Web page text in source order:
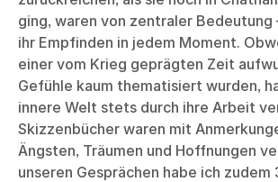
ging, waren von zentraler Bedeutung
ihr Empfinden in jedem Moment.
einer vom Krieg geprägten Zeit
Gefühle kaum thematisiert wurden,
innere Welt stets durch ihre Arbeit
Skizzenbücher waren mit
Ängsten, Träumen und Hoffnungen
unseren Gesprächen habe ich zudem